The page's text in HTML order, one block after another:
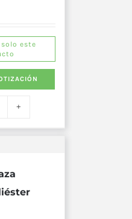
este